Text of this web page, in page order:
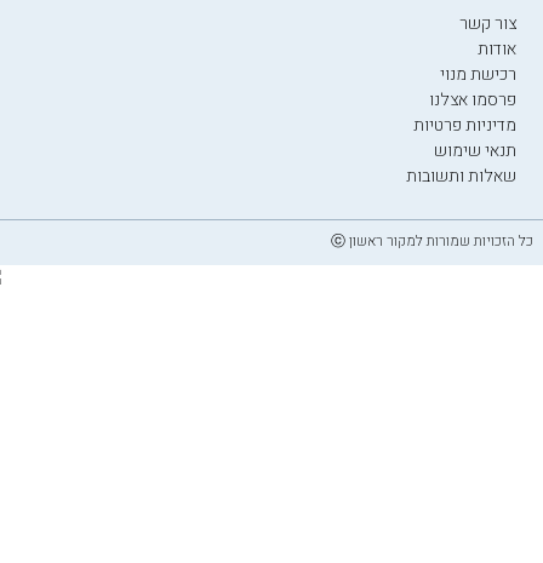
צור קשר
אודות
רכישת מנוי
פרסמו אצלנו
מדיניות פרטיות
תנאי שימוש
שאלות ותשובות
כל הזכויות שמורות למקור ראשון ⓒ